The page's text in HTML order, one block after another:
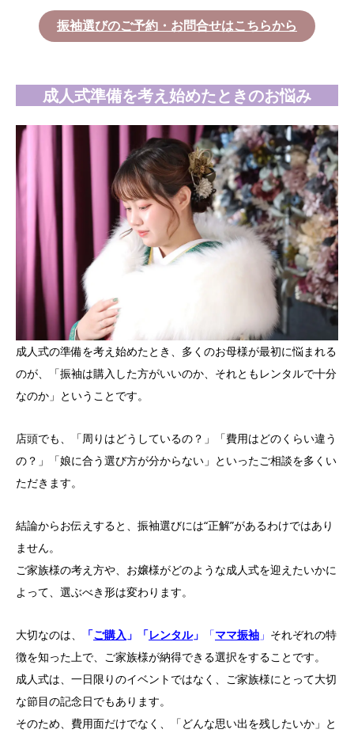
振袖選びのご予約・お問合せはこちらから
成人式準備を考え始めたときのお悩み
成人式の準備を考え始めたとき、多くのお母様が最初に悩まれる
のが、「振袖は購入した方がいいのか、それともレンタルで十分
なのか」ということです。
店頭でも、「周りはどうしているの？」「費用はどのくらい違う
の？」「娘に合う選び方が分からない」といったご相談を多くい
ただきます。
結論からお伝えすると、振袖選びには“正解”があるわけではあり
ません。
ご家族様の考え方や、お嬢様がどのような成人式を迎えたいかに
よって、選ぶべき形は変わります。
大切なのは、 「ご購入 」 「レンタル」 「ママ振袖 」 それぞれの特
徴を知った上で、ご家族様が納得できる選択をすることです。
成人式は、一日限りのイベントではなく、ご家族様にとって大切
な節目の記念日でもあります。
そのため、費用面だけでなく、「どんな思い出を残したいか」と